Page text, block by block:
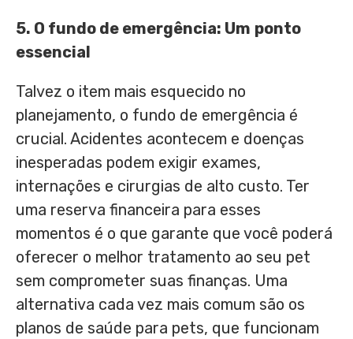
5. O fundo de emergência: Um ponto
essencial
Talvez o item mais esquecido no
planejamento, o fundo de emergência é
crucial. Acidentes acontecem e doenças
inesperadas podem exigir exames,
internações e cirurgias de alto custo. Ter
uma reserva financeira para esses
momentos é o que garante que você poderá
oferecer o melhor tratamento ao seu pet
sem comprometer suas finanças. Uma
alternativa cada vez mais comum são os
planos de saúde para pets, que funcionam